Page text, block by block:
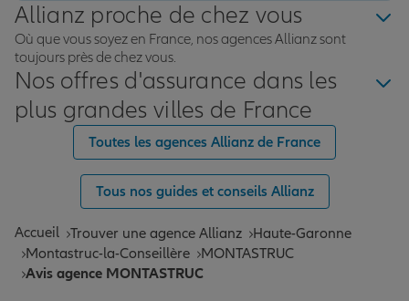
Allianz proche de chez vous
Où que vous soyez en France, nos agences Allianz sont
toujours près de chez vous.
Nos offres d'assurance dans les
plus grandes villes de France
Toutes les agences Allianz de France
Tous nos guides et conseils Allianz
Accueil Trouver une agence Allianz
Haute-Garonne
Montastruc-la-Conseillère
MONTASTRUC
Avis agence MONTASTRUC